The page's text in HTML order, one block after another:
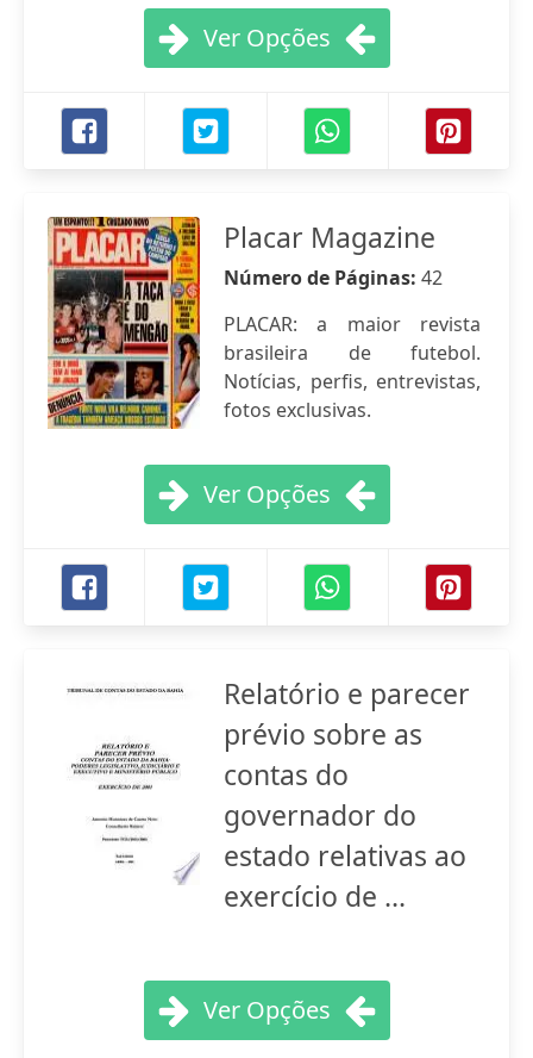
Ver Opções
Placar Magazine
Número de Páginas: 42
PLACAR: a maior revista
brasileira de futebol.
Notícias, perfis, entrevistas,
fotos exclusivas.
Ver Opções
Relatório e parecer
prévio sobre as
contas do
governador do
estado relativas ao
exercício de ...
Ver Opções